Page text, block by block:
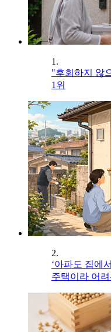
1.
"후회하지 않
1위
2.
‘아파도 집에
주택이라 어려